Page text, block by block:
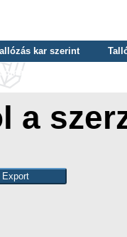
kar szerint
szerint
a